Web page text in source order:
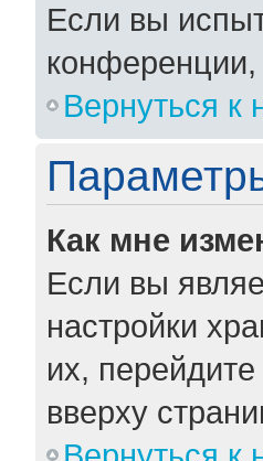
Если вы
Вернуться к
Как мне
Если вы
настройки
их,
вверху